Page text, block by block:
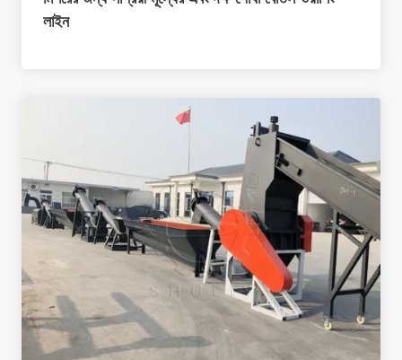
লাইন